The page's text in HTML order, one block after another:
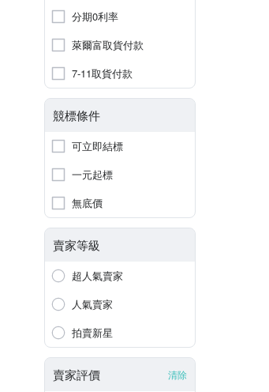
分期0利率
萊爾富取貨付款
7-11取貨付款
競標條件
可立即結標
一元起標
無底價
賣家等級
超人氣賣家
人氣賣家
拍賣新星
賣家評價 清除